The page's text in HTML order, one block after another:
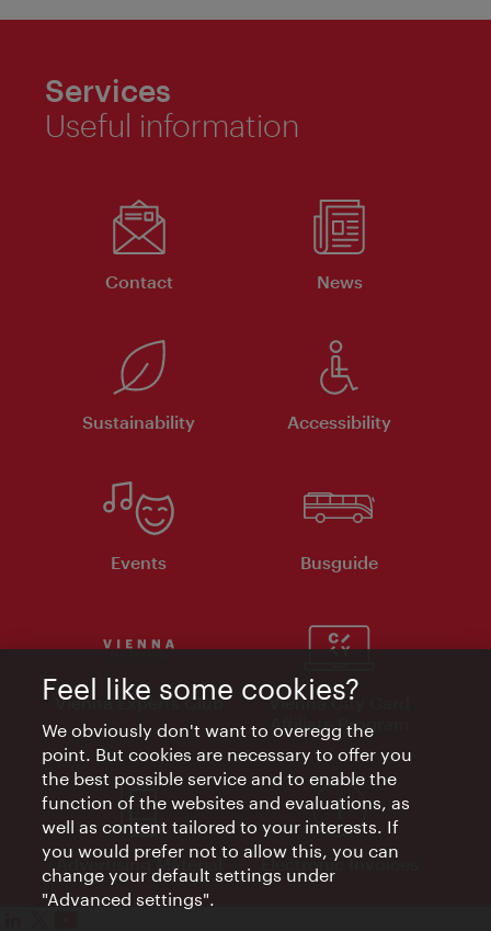
Services
Useful information
Contact News
Sustainability Accessibility
Events Busguide
Vienna Experts Club
Vienna City Card
Affiliate Program
Advertising Material Electronic Invoices
Feel like some cookies?
We obviously don't want to overegg the
point. But cookies are necessary to offer you
the best possible service and to enable the
function of the websites and evaluations, as
well as content tailored to your interests. If
you would prefer not to allow this, you can
change your default settings under
"Advanced settings".